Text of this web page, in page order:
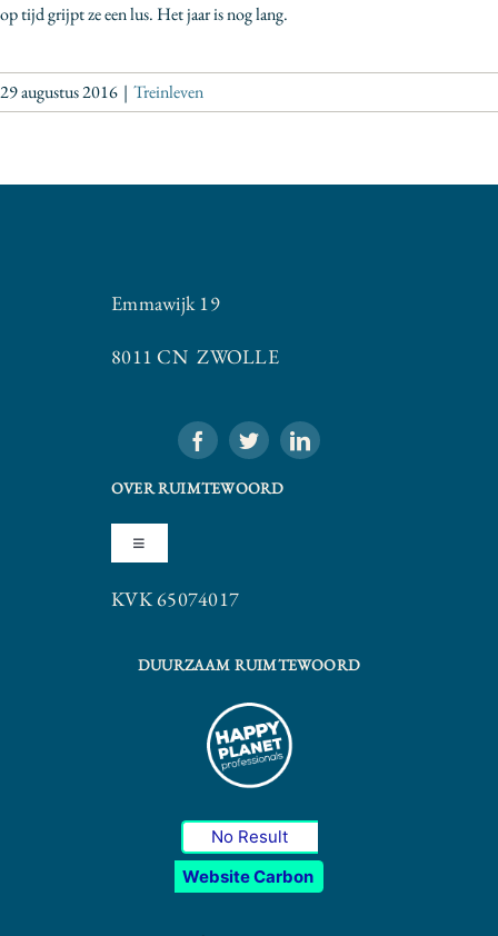
op tijd grijpt ze een lus. Het jaar is nog lang.
29 augustus 2016 | Treinleven
Emmawijk 19
8011 CN ZWOLLE
OVER RUIMTEWOORD
Toggle
Navigation
Algemene VoorwaardenKVK 65074017
DUURZAAM RUIMTEWOORD
No Result
Website Carbon